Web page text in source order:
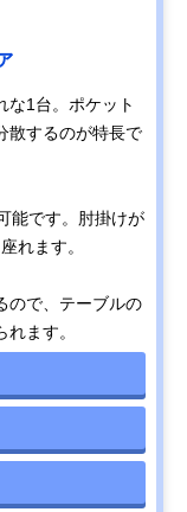
な1台。ポケット
散するのが特長で
能です。肘掛けが
れます。
ので、テーブルの
ます。